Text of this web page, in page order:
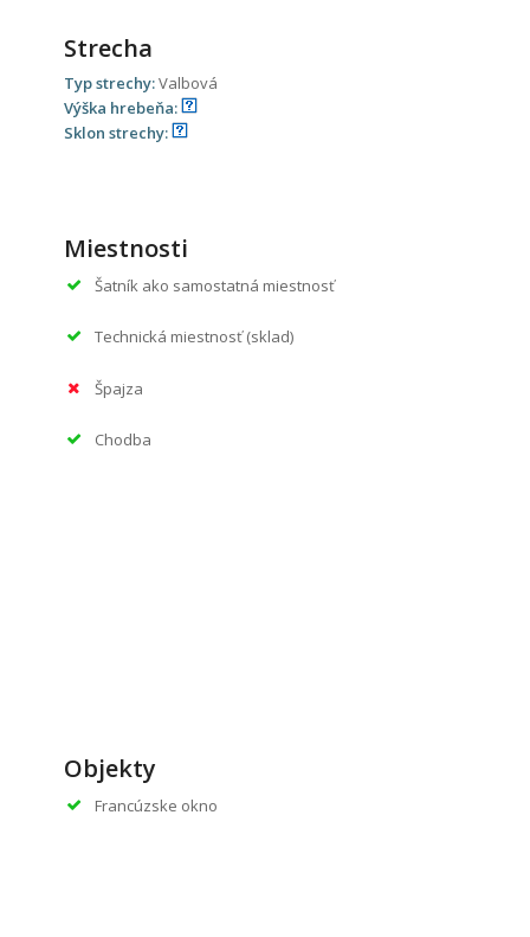
Strecha
Typ strechy:Valbová
Výška hrebeňa:
Sklon strechy:
Miestnosti
Šatník ako samostatná miestnosť
Technická miestnosť (sklad)
Špajza
Chodba
Objekty
Francúzske okno